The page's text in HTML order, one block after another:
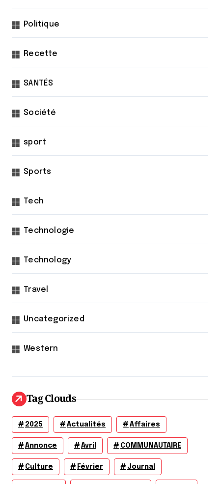
Politique
Recette
SANTÉS
Société
sport
Sports
Tech
Technologie
Technology
Travel
Uncategorized
Western
Tag Clouds
2025 Actualités Affaires
Annonce Avril COMMUNAUTAIRE
Culture Février Journal